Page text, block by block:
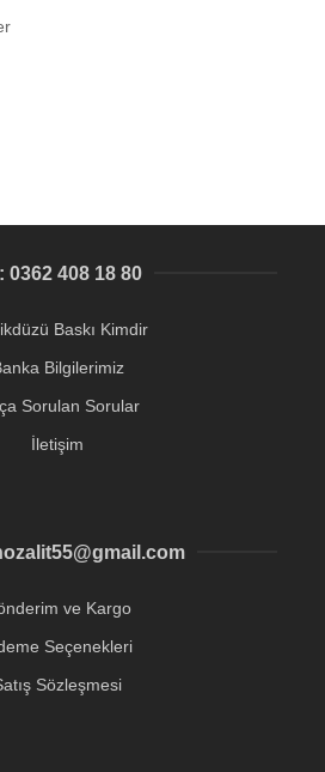
0362 408 18 80
Baskı Kimdir
Bilgilerimiz
Sorulan Sorular
İletişim
ve Kargo
Seçenekleri
Sözleşmesi